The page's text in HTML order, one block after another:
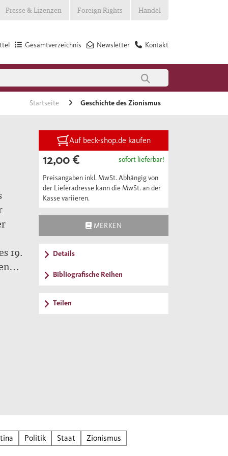
Presse & Lizenzen Foreign Rights Handel
Kontakt
Newsletter
Gesamtverzeichnis
Startseite Geschichte des Zionismus
19.
Auf beck-shop.de kaufen
12,00 € sofort lieferbar!
Preisangaben inkl. MwSt. Abhängig von
der Lieferadresse kann die MwSt. an der
Kasse variieren.
MERKEN
Details
Bibliografische Reihen
Teilen
Politik Staat Zionismus